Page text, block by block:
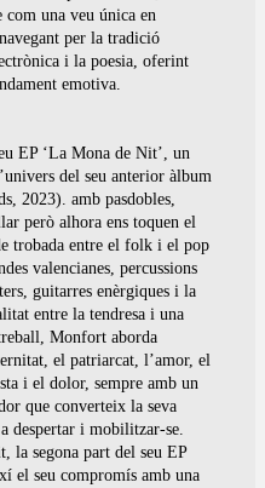
una veu única en
per la tradició
i la poesia, oferint
emotiva.
EP ‘La Mona de Nit’, un
del seu anterior àlbum
2023). amb pasdobles,
però alhora ens toquen el
trobada entre el folk i el pop
valencianes, percussions
guitarres enèrgiques i la
entre la tendresa i una
Monfort aborda
el patriarcat, l’amor, el
i el dolor, sempre amb un
que converteix la seva
despertar i mobilitzar-se.
la segona part del seu EP
el seu compromís amb una